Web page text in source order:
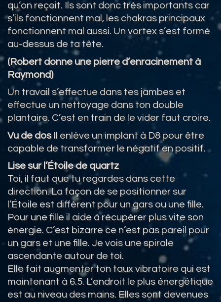
qu’on reçoit. Ils sont donc très importants car
s’ils fonctionnent mal, les chakras principaux
fonctionnent mal aussi. Un vortex s’est formé
au-dessus de ta tête.
(Robert donne une pierre d’enracinement à
Raymond)
Un travail s’effectue dans tes jambes et
effectue un nettoyage dans ton double
plantaire. C’est en train de le vider faut croire.
Vu de dosIl enlève un implant à D8 pour être
capable de transformer le négatif en positif.
Lise sur l’Étoile de quartz
Toi, il faut que tu regardes dans cette
direction. La façon de se positionner sur
l’Étoile est différent pour un gars ou une fille.
Pour une fille il aide à récupérer plus vite son
énergie. C’est bizarre ce n’est pas pareil pour
un gars et une fille. Je vois une spirale
ascendante autour de toi.
Elle fait augmenter ton taux vibratoire qui est
maintenant à 6.5. L’endroit le plus énergétique
est au niveau des mains. Elles sont devenues